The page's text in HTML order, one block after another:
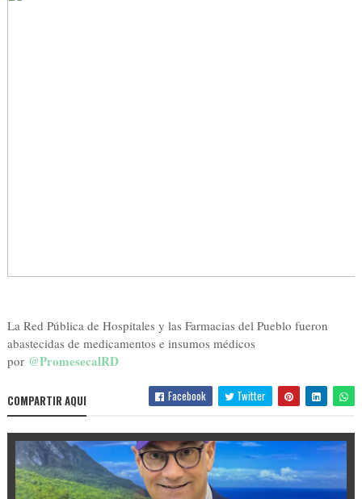
La Red Pública de Hospitales y las Farmacias del Pueblo fueron
abastecidas de medicamentos e insumos médicos
por @PromesecalRD
COMPARTIR AQUI Facebook Twitter